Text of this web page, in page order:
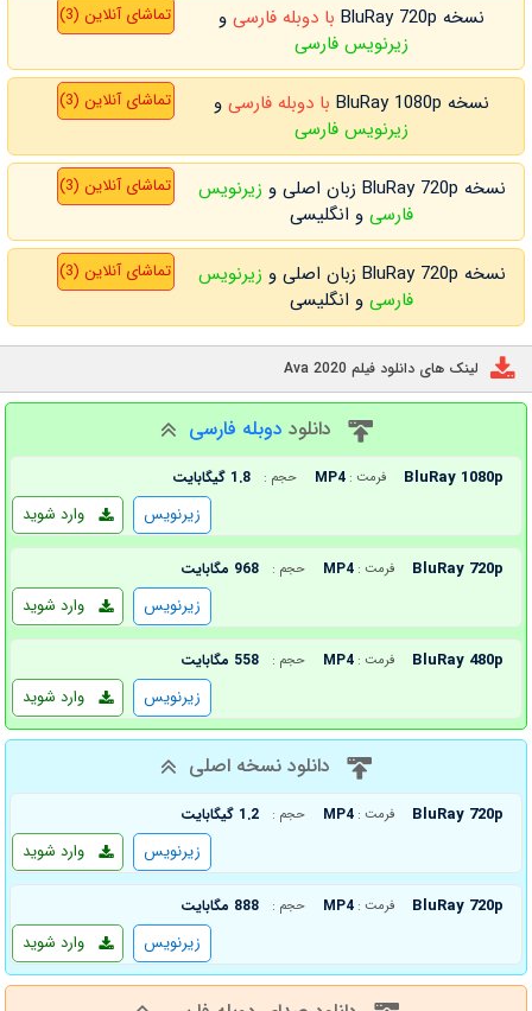
نسخه BluRay 720p با دوبله فارسیو
زیرنویس فارسی
تماشای آنلاین (3)
نسخه BluRay 1080p با دوبله فارسیو
زیرنویس فارسی
تماشای آنلاین (3)
نسخه BluRay 720p زبان اصلی و
زیرنویس
فارسیو انگلیسی
تماشای آنلاین (3)
نسخه BluRay 720p زبان اصلی و
زیرنویس
فارسیو انگلیسی
تماشای آنلاین (3)
لینک های دانلود فیلم Ava 2020
دانلود دوبله فارسی
BluRay 1080p فرمت : MP4 حجم : 1.8 گیگابایت
وارد شوید زیرنویس
BluRay 720p فرمت : MP4 حجم : 968 مگابایت
وارد شوید زیرنویس
BluRay 480p فرمت : MP4 حجم : 558 مگابایت
وارد شوید زیرنویس
دانلود نسخه اصلی
BluRay 720p فرمت : MP4 حجم : 1.2 گیگابایت
وارد شوید زیرنویس
BluRay 720p فرمت : MP4 حجم : 888 مگابایت
وارد شوید زیرنویس